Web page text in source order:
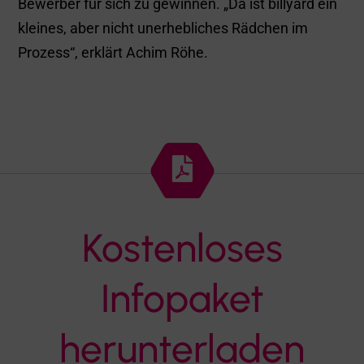
Bewerber für sich zu gewinnen. „Da ist billyard ein
kleines, aber nicht unerhebliches Rädchen im
Prozess“, erklärt Achim Röhe.

Kostenloses
Infopaket
herunterladen